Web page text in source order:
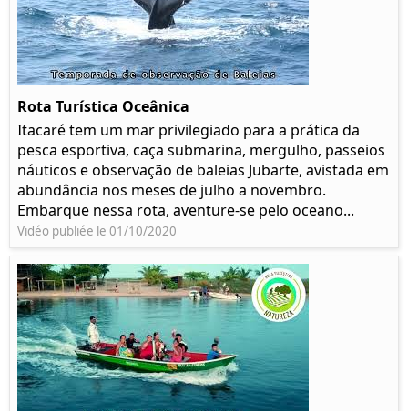
Rota Turística Oceânica
Itacaré tem um mar privilegiado para a prática da
pesca esportiva, caça submarina, mergulho, passeios
náuticos e observação de baleias Jubarte, avistada em
abundância nos meses de julho a novembro.
Embarque nessa rota, aventure-se pelo oceano...
Vidéo publiée le 01/10/2020